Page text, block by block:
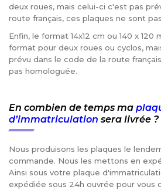
deux roues, mais celui-ci c'est pas
route français, ces plaques ne sont
Enfin, le format 14x12 cm ou 140 x
format pour deux roues ou cyclos,
prévu dans le code de la route
pas homologuée.
En combien de temps ma
d’immatriculation sera livrée ?
Nous produisons les plaques le
commande. Nous les mettons en
Ainsi sous votre plaque
expédiée sous 24h ouvrée pour vous